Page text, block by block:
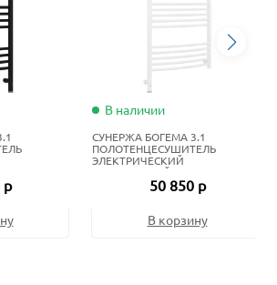
СМ
р
В наличии
СУНЕРЖА БОГЕМА 3.1
ПОЛОТЕНЦЕСУШИТЕЛЬ
ЭЛЕКТРИЧЕСКИЙ
ЖИДКОСТНЫЙ 120Х60 СМ
МАТОВЫЙ БЕЛЫЙ
50 850 р
В корзину